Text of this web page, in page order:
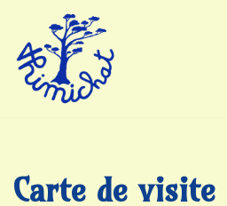
Aller
au
contenu
Carte de visite